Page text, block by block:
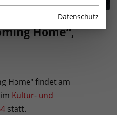
Home“,
Home" findet am
Kultur- und
statt.
Datenschutz